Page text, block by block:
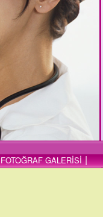
FOTOĞRAF GALERİSİ |